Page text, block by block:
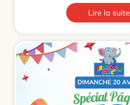
Lire la suite